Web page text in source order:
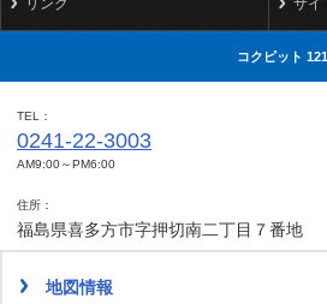
リンク サイ
コクピット 121
TEL
0241-22-3003
AM9:00～PM6:00
住所
福島県喜多方市字押切南二丁目７番地
地図情報